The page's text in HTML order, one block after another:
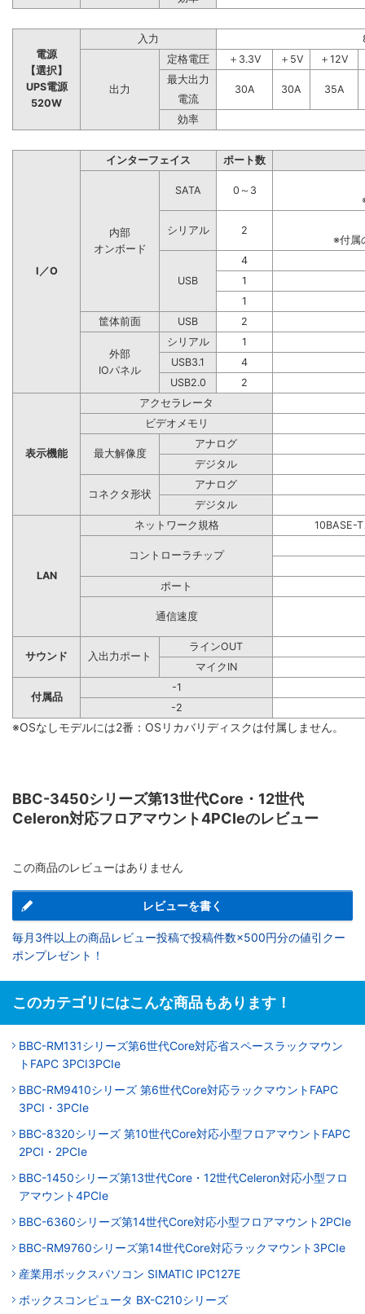
電源
【選択】
UPS電源
520W
入力
出力
定格電圧 ＋3.3V ＋5V
＋12V
最大出力
30A
30A
35A
電流
効率
I／O
インターフェイス ポート数
内部
オンボード
SATA
0～3
シリアル
2
※付属
USB
4
1
1
筐体前面
USB 2
外部
IOパネル
シリアル
1
USB3.1
4
USB2.0
2
表示機能
アクセラレータ
ビデオメモリ
最大解像度
アナログ
デジタル
コネクタ形状
アナログ
デジタル
LAN
ネットワーク規格 10BASE-
コントローラチップ
ポート
通信速度
サウンド 入出力ポート
ラインOUT
マイクIN
付属品
-1
-2
※OSなしモデルには2番：OSリカバリディスクは付属しません。
BBC-3450シリーズ第13世代Core・12世代
Celeron対応フロアマウント4PCIeのレビュー
この商品のレビューはありません
レビューを書く
毎月3件以上の商品レビュー投稿で投稿件数×500円分の値引クー
ポンプレゼント！
このカテゴリにはこんな商品もあります！
BBC-RM131シリーズ第6世代Core対応省スペースラックマウン
トFAPC 3PCI3PCIe
BBC-RM9410シリーズ 第6世代Core対応ラックマウントFAPC
3PCI・3PCIe
BBC-8320シリーズ 第10世代Core対応小型フロアマウントFAPC
2PCI・2PCIe
BBC-1450シリーズ第13世代Core・12世代Celeron対応小型フロ
アマウント4PCIe
BBC-6360シリーズ第14世代Core対応小型フロアマウント2PCIe
BBC-RM9760シリーズ第14世代Core対応ラックマウント3PCIe
産業用ボックスパソコン SIMATIC IPC127E
ボックスコンピュータ BX-C210シリーズ